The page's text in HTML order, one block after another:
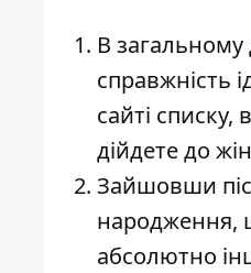
В загальному
справжність
сайті
дійдете до
Зайшовши
народження,
абсолютно